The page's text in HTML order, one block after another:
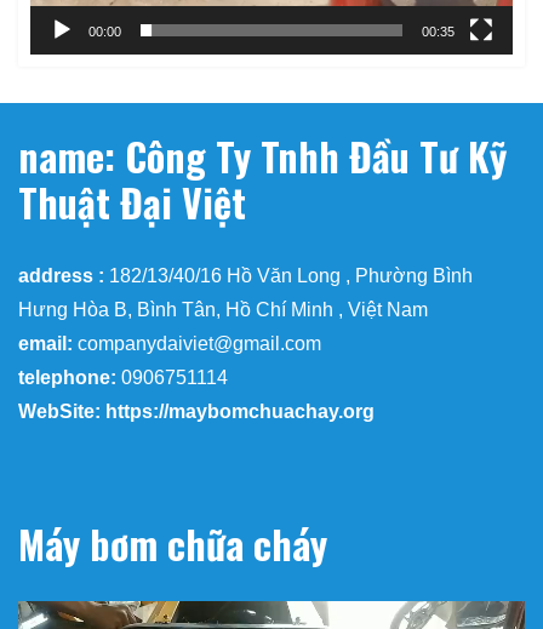
00:00 00:35
name: Công Ty Tnhh Đầu Tư Kỹ
Thuật Đại Việt
address : 182/13/40/16 Hồ Văn Long , Phường Bình
Hưng Hòa B, Bình Tân, Hồ Chí Minh , Việt Nam
email: companydaiviet@gmail.com
telephone: 0906751114
WebSite: https://maybomchuachay.org
Máy bơm chữa cháy
Trình